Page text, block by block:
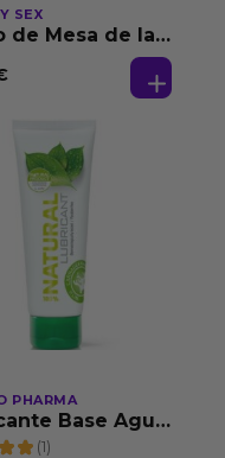
SEX
de Mesa de las
PHARMA
Base Agua
125 ml
(1)